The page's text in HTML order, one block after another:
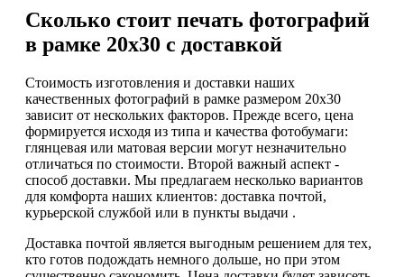
Сколько стоит печать фотографий
в рамке 20х30 с доставкой
Стоимость изготовления и доставки наших
качественных фотографий в рамке размером 20х30
зависит от нескольких факторов. Прежде всего, цена
формируется исходя из типа и качества фотобумаги:
глянцевая или матовая версии могут незначительно
отличаться по стоимости. Второй важный аспект -
способ доставки. Мы предлагаем несколько вариантов
для комфорта наших клиентов: доставка почтой,
курьерской службой или в пункты выдачи .
Доставка почтой является выгодным решением для тех,
кто готов подождать немного дольше, но при этом